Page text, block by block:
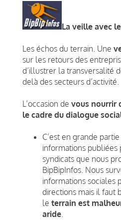
La veille avec
Les échos du terrain. Une
sur les retours des
d’illustrer la transversalité
delà des secteurs d’activité.
L’occasion de vous nourrir
le cadre du dialogue
C’est en grande
informations
syndicats que nous
BipBipInfos. Nous
informations sociales
directions mais il faut
le terrain est
aride.